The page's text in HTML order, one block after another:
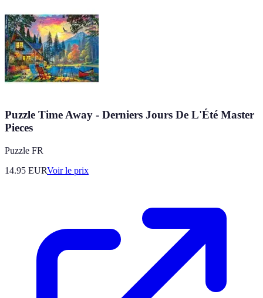
Puzzle Time Away - Derniers Jours De L'Été Master
Pieces
Puzzle FR
14.95 EURVoir le prix